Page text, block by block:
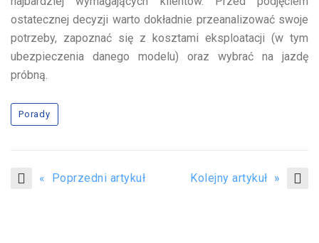
ostatecznej decyzji warto dokładnie przeanalizować swoje
potrzeby, zapoznać się z kosztami eksploatacji (w tym
ubezpieczenia danego modelu) oraz wybrać na jazdę
próbną.
Porady
« Poprzedni artykuł Kolejny artykuł »